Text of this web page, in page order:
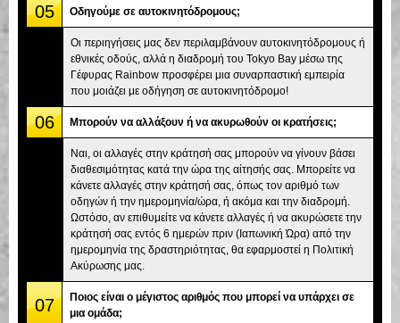
05 Οδηγούμε σε αυτοκινητόδρομους;
Οι περιηγήσεις μας δεν περιλαμβάνουν αυτοκινητόδρομους ή
εθνικές οδούς, αλλά η διαδρομή του Tokyo Bay μέσω της
Γέφυρας Rainbow προσφέρει μια συναρπαστική εμπειρία
που μοιάζει με οδήγηση σε αυτοκινητόδρομο!
06 Μπορούν να αλλάξουν ή να ακυρωθούν οι κρατήσεις;
Ναι, οι αλλαγές στην κράτησή σας μπορούν να γίνουν βάσει
διαθεσιμότητας κατά την ώρα της αίτησής σας. Μπορείτε να
κάνετε αλλαγές στην κράτησή σας, όπως τον αριθμό των
οδηγών ή την ημερομηνία/ώρα, ή ακόμα και την διαδρομή.
Ωστόσο, αν επιθυμείτε να κάνετε αλλαγές ή να ακυρώσετε την
κράτησή σας εντός 6 ημερών πριν (Ιαπωνική Ώρα) από την
ημερομηνία της δραστηριότητας, θα εφαρμοστεί η Πολιτική
Ακύρωσης μας.
07
Ποιος είναι ο μέγιστος αριθμός που μπορεί να υπάρχει σε
μια ομάδα;